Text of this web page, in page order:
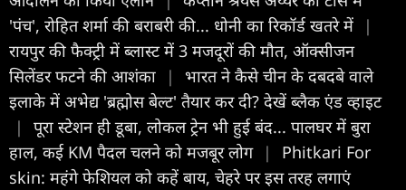
'पंच', रोहित शर्मा की बराबरी की... धोनी का रिकॉर्ड खतरे में
|
रायपुर की फैक्ट्री में ब्लास्ट में 3 मजदूरों की मौत, ऑक्सीजन
सिलेंडर फटने की आशंका
|
भारत ने कैसे चीन के दबदबे वाले
इलाके में अभेद्य 'ब्रह्मोस बेल्ट' तैयार कर दी? देखें ब्लैक एंड व्हाइट
|
पूरा स्टेशन ही डूबा, लोकल ट्रेन भी हुई बंद... पालघर में बुरा
हाल, कई KM पैदल चलने को मजबूर लोग |
Phitkari For
skin: महंगे फेशियल को कहें बाय, चेहरे पर इस तरह लगाएं